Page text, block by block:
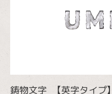
鋳物文字 【英字タイプ】